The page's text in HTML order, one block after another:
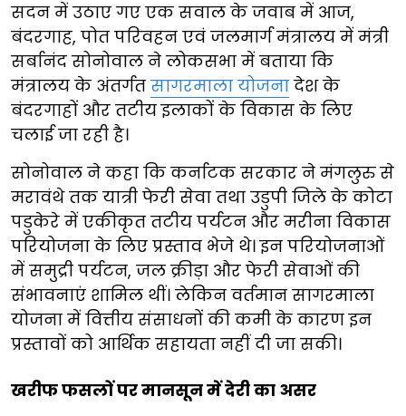
सदन में उठाए गए एक सवाल के जवाब में आज,
बंदरगाह, पोत परिवहन एवं जलमार्ग मंत्रालय में मंत्री
सर्बानंद सोनोवाल ने लोकसभा में बताया कि
मंत्रालय के अंतर्गत सागरमाला योजना देश के
बंदरगाहों और तटीय इलाकों के विकास के लिए
चलाई जा रही है।
सोनोवाल ने कहा कि कर्नाटक सरकार ने मंगलुरु से
मरावंथे तक यात्री फेरी सेवा तथा उडुपी जिले के कोटा
पडुकेरे में एकीकृत तटीय पर्यटन और मरीना विकास
परियोजना के लिए प्रस्ताव भेजे थे। इन परियोजनाओं
में समुद्री पर्यटन, जल क्रीड़ा और फेरी सेवाओं की
संभावनाएं शामिल थीं। लेकिन वर्तमान सागरमाला
योजना में वित्तीय संसाधनों की कमी के कारण इन
प्रस्तावों को आर्थिक सहायता नहीं दी जा सकी।
खरीफ फसलों पर मानसून में देरी का असर